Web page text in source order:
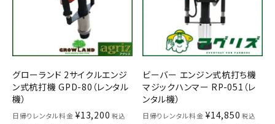
グローランド 2サイクルエンジ
ン式杭打機 GPD-80（レンタル
機）
日帰りレンタル料金 ¥13,200 税込
ビーバー エンジン式杭打ち機
マジックハンマー RP-051（レ
ンタル機）
日帰りレンタル料金 ¥14,850 税込